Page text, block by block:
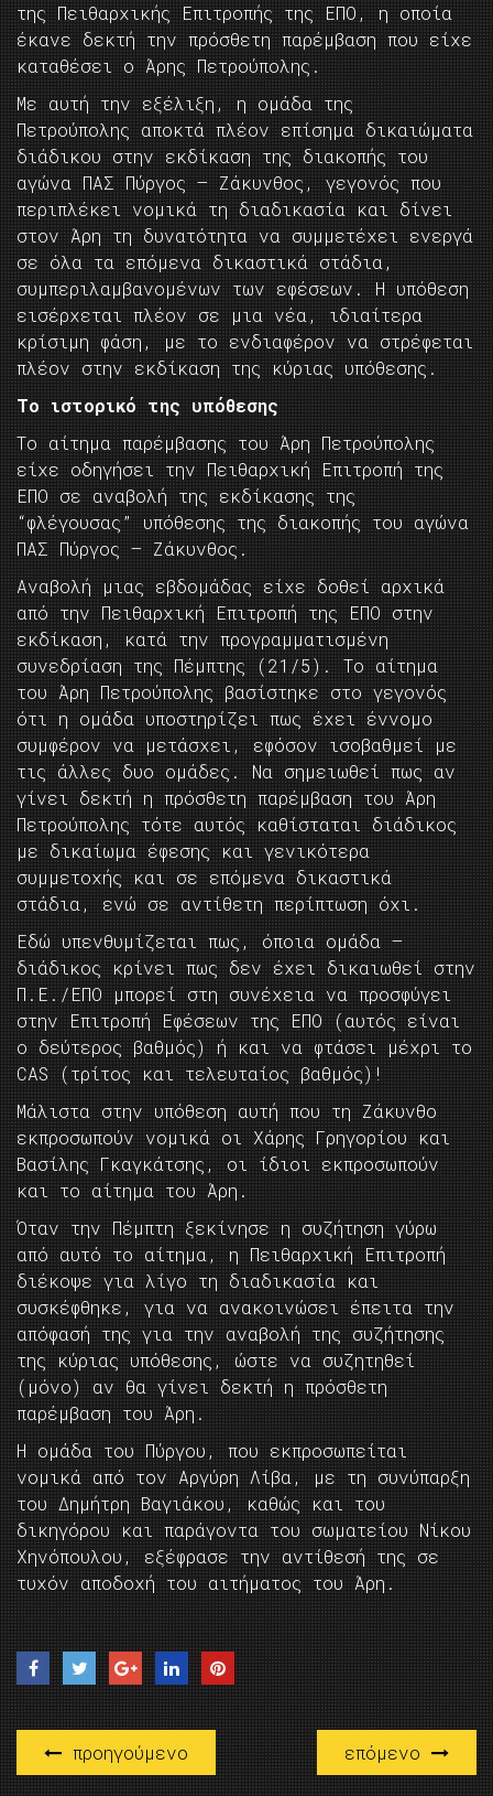
της Πειθαρχικής Επιτροπής της ΕΠΟ, η οποία
έκανε δεκτή την πρόσθετη παρέμβαση που είχε
καταθέσει ο Άρης Πετρούπολης.
Με αυτή την εξέλιξη, η ομάδα της
Πετρούπολης αποκτά πλέον επίσημα δικαιώματα
διάδικου στην εκδίκαση της διακοπής του
αγώνα ΠΑΣ Πύργος – Ζάκυνθος, γεγονός που
περιπλέκει νομικά τη διαδικασία και δίνει
στον Άρη τη δυνατότητα να συμμετέχει ενεργά
σε όλα τα επόμενα δικαστικά στάδια,
συμπεριλαμβανομένων των εφέσεων. Η υπόθεση
εισέρχεται πλέον σε μια νέα, ιδιαίτερα
κρίσιμη φάση, με το ενδιαφέρον να στρέφεται
πλέον στην εκδίκαση της κύριας υπόθεσης.
Το ιστορικό της υπόθεσης
Το αίτημα παρέμβασης του Άρη Πετρούπολης
είχε οδηγήσει την Πειθαρχική Επιτροπή της
ΕΠΟ σε αναβολή της εκδίκασης της
“φλέγουσας” υπόθεσης της διακοπής του αγώνα
ΠΑΣ Πύργος – Ζάκυνθος.
Αναβολή μιας εβδομάδας είχε δοθεί αρχικά
από την Πειθαρχική Επιτροπή της ΕΠΟ στην
εκδίκαση, κατά την προγραμματισμένη
συνεδρίαση της Πέμπτης (21/5). Το αίτημα
του Άρη Πετρούπολης βασίστηκε στο γεγονός
ότι η ομάδα υποστηρίζει πως έχει έννομο
συμφέρον να μετάσχει, εφόσον ισοβαθμεί με
τις άλλες δυο ομάδες. Να σημειωθεί πως αν
γίνει δεκτή η πρόσθετη παρέμβαση του Άρη
Πετρούπολης τότε αυτός καθίσταται διάδικος
με δικαίωμα έφεσης και γενικότερα
συμμετοχής και σε επόμενα δικαστικά
στάδια, ενώ σε αντίθετη περίπτωση όχι.
Εδώ υπενθυμίζεται πως, όποια ομάδα –
διάδικος κρίνει πως δεν έχει δικαιωθεί στην
Π.Ε./ΕΠΟ μπορεί στη συνέχεια να προσφύγει
στην Επιτροπή Εφέσεων της ΕΠΟ (αυτός είναι
ο δεύτερος βαθμός) ή και να φτάσει μέχρι το
CAS (τρίτος και τελευταίος βαθμός)!
Μάλιστα στην υπόθεση αυτή που τη Ζάκυνθο
εκπροσωπούν νομικά οι Χάρης Γρηγορίου και
Βασίλης Γκαγκάτσης, οι ίδιοι εκπροσωπούν
και το αίτημα του Άρη.
Όταν την Πέμπτη ξεκίνησε η συζήτηση γύρω
από αυτό το αίτημα, η Πειθαρχική Επιτροπή
διέκοψε για λίγο τη διαδικασία και
συσκέφθηκε, για να ανακοινώσει έπειτα την
απόφασή της για την αναβολή της συζήτησης
της κύριας υπόθεσης, ώστε να συζητηθεί
(μόνο) αν θα γίνει δεκτή η πρόσθετη
παρέμβαση του Άρη.
Η ομάδα του Πύργου, που εκπροσωπείται
νομικά από τον Αργύρη Λίβα, με τη συνύπαρξη
του Δημήτρη Βαγιάκου, καθώς και του
δικηγόρου και παράγοντα του σωματείου Νίκου
Χηνόπουλου, εξέφρασε την αντίθεσή της σε
τυχόν αποδοχή του αιτήματος του Άρη.
προηγούμενο επόμενο